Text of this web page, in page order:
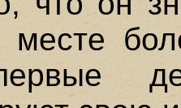
месте